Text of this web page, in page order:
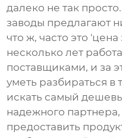
далеко не так
заводы предлагают
что ж, часто это 'цена
несколько лет
поставщиками, и за
уметь разбираться в
искать самый
надежного
предоставить